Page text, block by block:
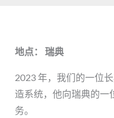
地点： 瑞典
2023 年，我们的一位
造系统，他向瑞典的一
务。